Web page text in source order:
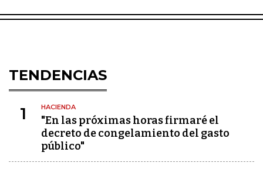
TENDENCIAS
1 HACIENDA
"En las próximas horas firmaré el
decreto de congelamiento del gasto
público"